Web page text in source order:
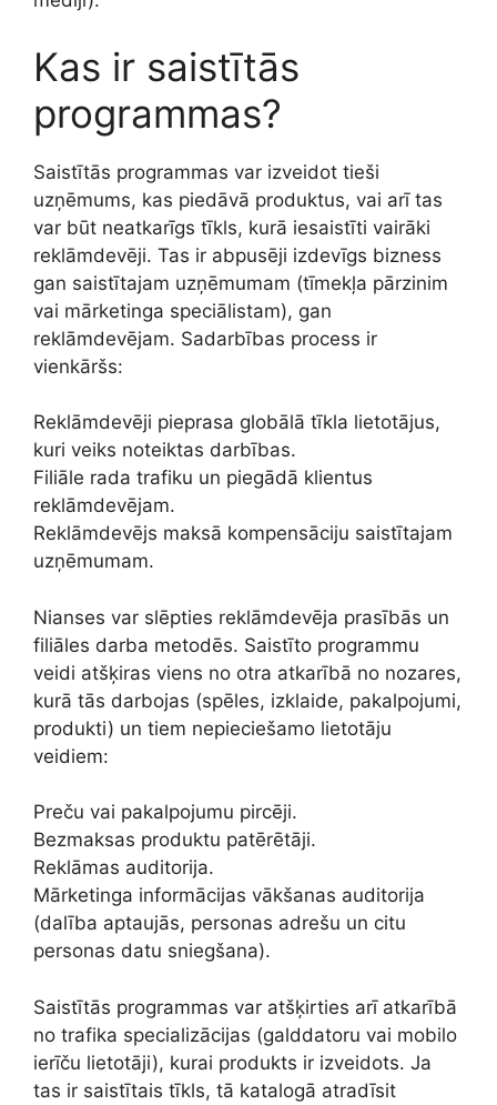
Kas ir saistītās
programmas?
Saistītās programmas var izveidot tieši
uzņēmums, kas piedāvā produktus, vai arī tas
var būt neatkarīgs tīkls, kurā iesaistīti vairāki
reklāmdevēji. Tas ir abpusēji izdevīgs bizness
gan saistītajam uzņēmumam (tīmekļa pārzinim
vai mārketinga speciālistam), gan
reklāmdevējam. Sadarbības process ir
vienkāršs:
Reklāmdevēji pieprasa globālā tīkla lietotājus,
kuri veiks noteiktas darbības.
Filiāle rada trafiku un piegādā klientus
reklāmdevējam.
Reklāmdevējs maksā kompensāciju saistītajam
uzņēmumam.
Nianses var slēpties reklāmdevēja prasībās un
filiāles darba metodēs. Saistīto programmu
veidi atšķiras viens no otra atkarībā no nozares,
kurā tās darbojas (spēles, izklaide, pakalpojumi,
produkti) un tiem nepieciešamo lietotāju
veidiem:
Preču vai pakalpojumu pircēji.
Bezmaksas produktu patērētāji.
Reklāmas auditorija.
Mārketinga informācijas vākšanas auditorija
(dalība aptaujās, personas adrešu un citu
personas datu sniegšana).
Saistītās programmas var atšķirties arī atkarībā
no trafika specializācijas (galddatoru vai mobilo
ierīču lietotāji), kurai produkts ir izveidots. Ja
tas ir saistītais tīkls, tā katalogā atradīsit